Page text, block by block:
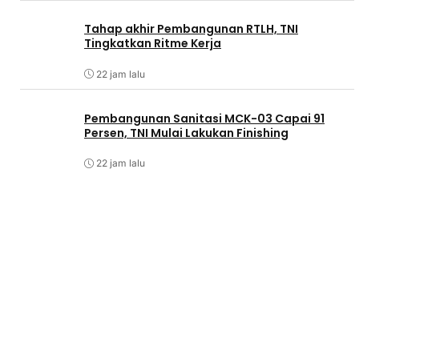
Tahap akhir Pembangunan RTLH, TNI
Tingkatkan Ritme Kerja
22 jam lalu
Pembangunan Sanitasi MCK-03 Capai 91
Persen, TNI Mulai Lakukan Finishing
22 jam lalu